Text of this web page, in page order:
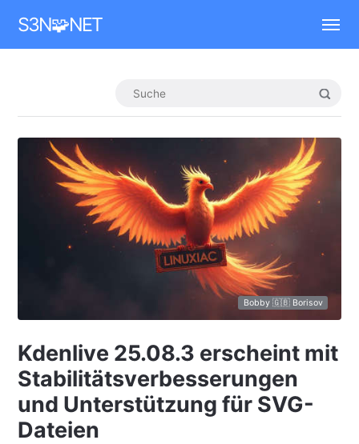
S3N🧩NET
Bobby 🇬🇧 Borisov
Kdenlive 25.08.3 erscheint mit
Stabilitätsverbesserungen
und Unterstützung für SVG-
Dateien